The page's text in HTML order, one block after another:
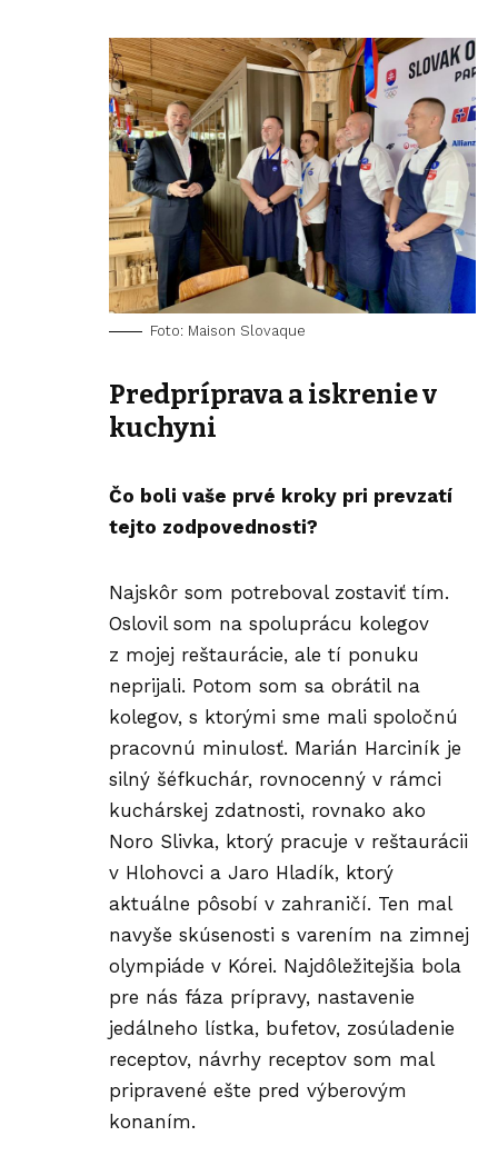
Foto: Maison Slovaque
Predpríprava a iskrenie v
kuchyni
Čo boli vaše prvé kroky pri prevzatí
tejto zodpovednosti?
Najskôr som potreboval zostaviť tím.
Oslovil som na spoluprácu kolegov
z mojej reštaurácie, ale tí ponuku
neprijali. Potom som sa obrátil na
kolegov, s ktorými sme mali spoločnú
pracovnú minulosť. Marián Harciník je
silný šéfkuchár, rovnocenný v rámci
kuchárskej zdatnosti, rovnako ako
Noro Slivka, ktorý pracuje v reštaurácii
v Hlohovci a Jaro Hladík, ktorý
aktuálne pôsobí v zahraničí. Ten mal
navyše skúsenosti s varením na zimnej
olympiáde v Kórei. Najdôležitejšia bola
pre nás fáza prípravy, nastavenie
jedálneho lístka, bufetov, zosúladenie
receptov, návrhy receptov som mal
pripravené ešte pred výberovým
konaním.